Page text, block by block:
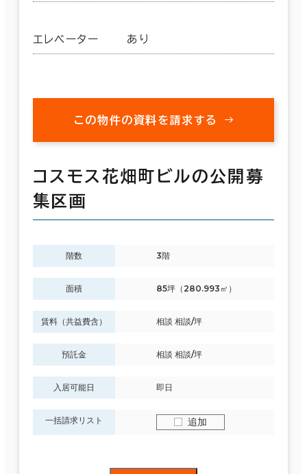
エレベーター あり
この物件の資料を請求する
コスモス花畑町ビルの公開募
集区画
階数 3階
面積 85坪（280.993㎡）
賃料（共益費含） 相談 相談/坪
預託金 相談 相談/坪
入居可能日 即日
一括請求リスト 追加